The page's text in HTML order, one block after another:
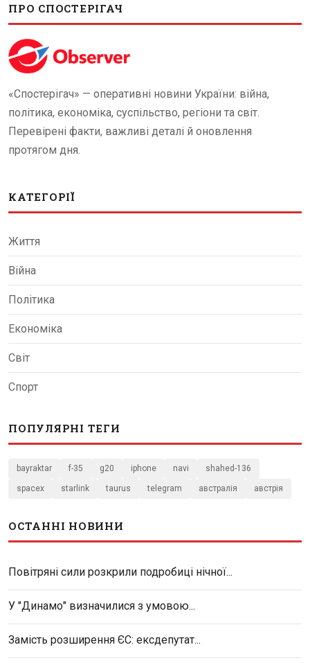
ПРО СПОСТЕРІГАЧ
«Спостерігач» — оперативні новини України: війна,
політика, економіка, суспільство, регіони та світ.
Перевірені факти, важливі деталі й оновлення
протягом дня.
КАТЕГОРІЇ
Життя
Війна
Політика
Економіка
Світ
Спорт
ПОПУЛЯРНІ ТЕГИ
bayraktar f-35 g20 iphone navi shahed-136
spacex starlink taurus telegram австралія австрія
ОСТАННІ НОВИНИ
Повітряні сили розкрили подробиці нічної...
У "Динамо" визначилися з умовою...
Замість розширення ЄС: ексдепутат...